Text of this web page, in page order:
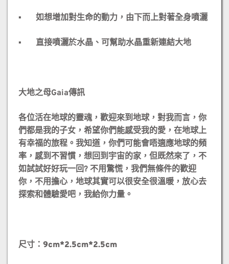
▪️ 如想增加對生命的動力，由下而上對著全身噴灑
▪️ 直接噴灑於水晶、可幫助水晶重新連結大地
大地之母Gaia傳訊
各位活在地球的靈魂，歡迎來到地球，對我而言，你
們都是我的子女，希望你們能感受我的愛，在地球上
有幸福的旅程。我知道，你們可能會唔適應地球的頻
率，感到不習慣，想回到宇宙的家，但既然來了，不
如試試好好玩一回? 不用驚慌，我們無條件的歡迎
你，不用擔心，地球其實可以很安全很溫暖，放心去
探索和體驗愛吧，我給你力量。
尺寸：9cm*2.5cm*2.5cm